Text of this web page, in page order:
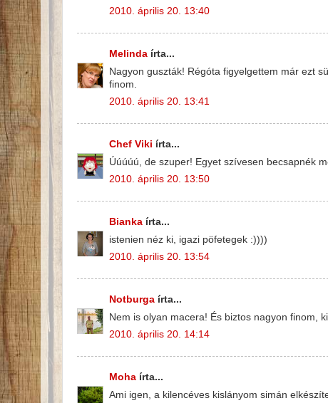
2010. április 20. 13:40
Melinda írta...
Nagyon guszták! Régóta figyelgettem már ezt
finom.
2010. április 20. 13:41
Chef Viki írta...
Úúúúú, de szuper! Egyet szívesen becsapnék
2010. április 20. 13:50
Bianka írta...
istenien néz ki, igazi pöfetegek :))))
2010. április 20. 13:54
Notburga írta...
Nem is olyan macera! És biztos nagyon finom,
2010. április 20. 14:14
Moha írta...
Ami igen, a kilencéves kislányom simán